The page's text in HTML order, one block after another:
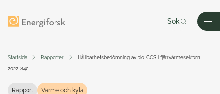
Sök
Startsida Rapporter
Hållbarhetsbedömning av bio-CCS i fjärrvärmesektorn
2022-840
Rapport Värme och kyla